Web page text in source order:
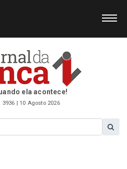
ela acontece!
3936 | 10 Agosto 2026